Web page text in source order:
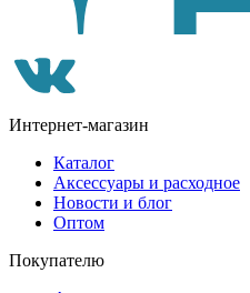
Интернет-магазин
Каталог
Аксессуары и расходное
Новости и блог
Оптом
Покупателю